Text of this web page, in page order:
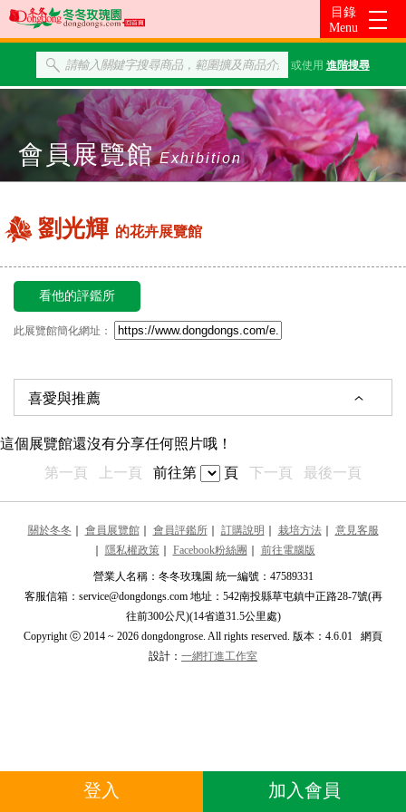
或使用 進階搜尋
會員展覽館 Exhibition
劉光輝 的花卉展覽館
看他的評鑑所
此展覽館簡化網址：
喜愛與推薦
最近更新的展覽館
推薦的展覽館
劉
劉玉仙
玉華
****ebaker8****
****a0926g****
夢17
****.flawles****
這個展覽館還沒有分享任何照片哦！
第一頁
上一頁 前往第 頁 下一頁 最後一頁
關於冬冬 ｜ 會員展覽館｜ 會員評鑑所｜ 訂購說明 ｜ 栽培方法｜ 意見客服
｜ 隱私權政策｜ Facebook粉絲團 ｜ 前往電腦版
營業人名稱：冬冬玫瑰園 統一編號：47589331
客服信箱：service@dongdongs.com 地址：542南投縣草屯鎮中正路28-7號(再
往前300公尺)(14省道31.5公里處)
Copyright ⓒ 2014 ~ 2026 dongdongrose. All rights reserved. 版本：4.6.01 網頁
設計： 一網打進工作室
登入 加入會員